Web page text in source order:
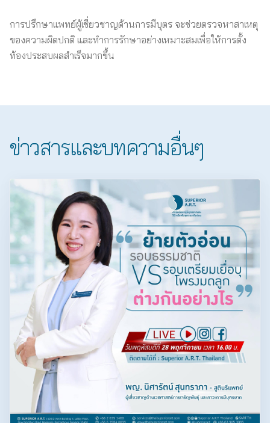
การปรึกษาแพทย์ผู้เชี่ยวชาญด้านการมีบุตร จะช่วยตรวจหาสาเหตุ
ของความผิดปกติ และทำการรักษาอย่างเหมาะสมเพื่อให้การตั้ง
ท้องประสบผลสำเร็จมากขึ้น
ข่าวสารและบทความอื่นๆ